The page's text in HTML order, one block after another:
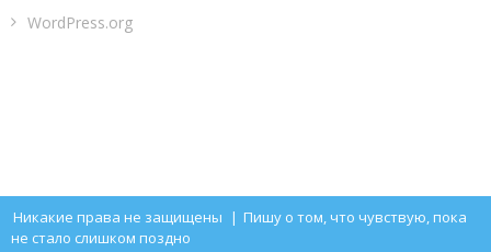
WordPress.org
Никакие права не защищены | Пишу о том, что чувствую, пока
не стало слишком поздно